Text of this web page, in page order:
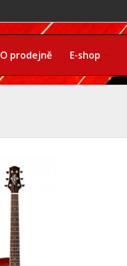
O prodejně E-shop